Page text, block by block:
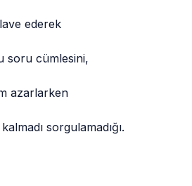
ederek
soru cümlesini,
azarlarken
sorgulamadığı.